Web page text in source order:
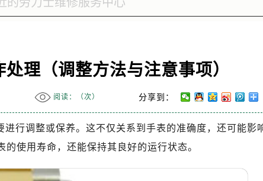
理（调整方法与注意事项）
阅读：（次） 分享到：
行调整或保养。这不仅关系到手表的准确度，还可能影
使用寿命，还能保持其良好的运行状态。